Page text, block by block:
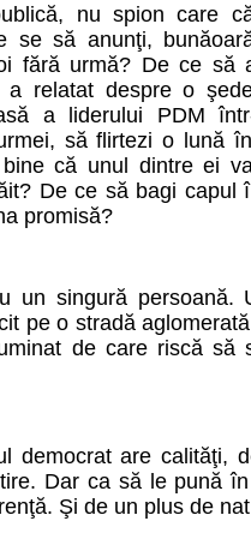
nu spion care
se să anunţi,
fără urmă? De ce să
a relatat despre o
a liderului PDM
să flirtezi o lună
că unul dintre ei
De ce să bagi capul
promisă?
un singură persoană.
pe o stradă
de care riscă să
democrat are calităţi,
Dar ca să le pună
Şi de un plus de